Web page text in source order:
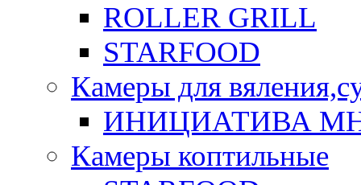
ROLLER GRILL
STARFOOD
Камеры для
ИНИЦИАТИВА
Камеры коптильные